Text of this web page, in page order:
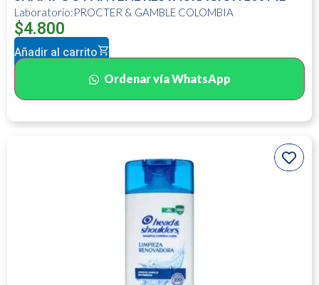
Laboratorio:PROCTER & GAMBLE COLOMBIA
$4.800
Añadir al carrito
Ordenar vía WhatsApp